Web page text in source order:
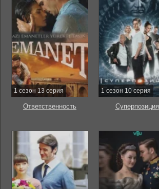
1 сезон 13 серия
Ответственность
1 сезон 10 серия
Суперпозиция